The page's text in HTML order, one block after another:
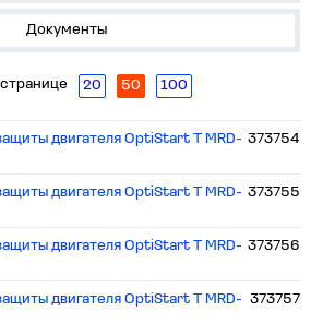
Документы
20 50 100
двигателя OptiStart T MRD- 373754
двигателя OptiStart T MRD- 373755
двигателя OptiStart T MRD- 373756
двигателя OptiStart T MRD- 373757